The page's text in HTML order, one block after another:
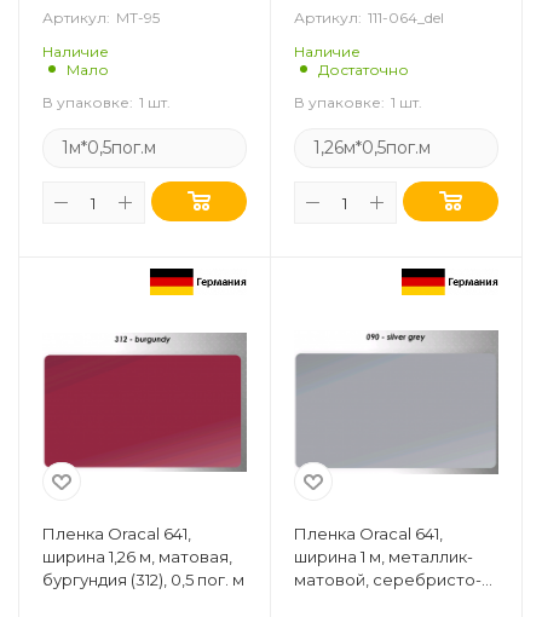
Артикул: МТ-95
Наличие
Мало
В упаковке: 1 шт.
1м*0,5пог.м
Артикул: 111-064_del
Наличие
Достаточно
В упаковке: 1 шт.
1,26м*0,5пог.м
Пленка Oracal 641,
ширина 1,26 м, матовая,
бургундия (312), 0,5 пог. м
Пленка Oracal 641,
ширина 1 м, металлик-
матовой, серебристо-